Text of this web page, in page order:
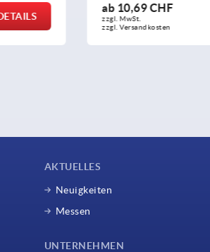
DETAILS
ab3,71 CHF
zzgl. MwSt.
zzgl. Versandkosten
AKTUELLES
Neuigkeiten
Messen
UNTERNEHMEN